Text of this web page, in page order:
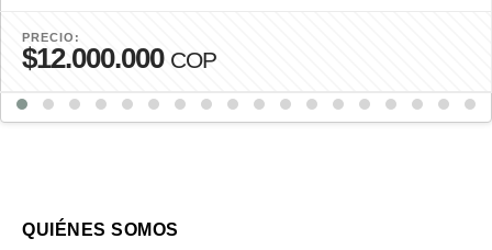
PRECIO:
$12.000.000 COP
QUIÉNES SOMOS